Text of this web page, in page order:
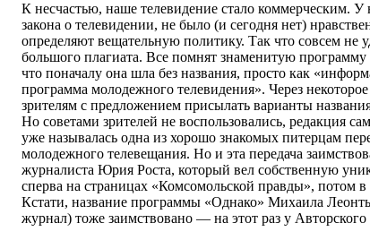
К несчастью, наше телевидение стало коммерческим. У
закона о телевидении, не было (и сегодня нет)
определяют вещательную политику. Так что совсем не
большого плагиата. Все помнят знаменитую
что поначалу она шла без названия, просто как
программа молодежного телевидения». Через
зрителям с предложением присылать варианты
Но советами зрителей не воспользовались, редакция
уже называлась одна из хорошо знакомых питерцам
молодежного телевещания. Но и эта передача
журналиста Юрия Роста, который вел собственную
сперва на страницах «Комсомольской правды», потом в
Кстати, название программы «Однако» Михаила
журнал) тоже заимствовано — на этот раз у